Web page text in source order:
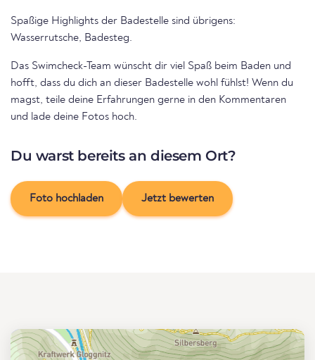
Spaßige Highlights der Badestelle sind übrigens:
Wasserrutsche, Badesteg.
Das Swimcheck-Team wünscht dir viel Spaß beim Baden und
hofft, dass du dich an dieser Badestelle wohl fühlst! Wenn du
magst, teile deine Erfahrungen gerne in den Kommentaren
und lade deine Fotos hoch.
Du warst bereits an diesem Ort?
Foto hochladen Jetzt bewerten